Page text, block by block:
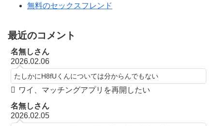
無料のセックスフレンド
最近のコメント
名無しさん
2026.02.06
たしかにH8fUくんについては分からんでもない
ワイ、マッチングアプリを再開したい
名無しさん
2026.02.05